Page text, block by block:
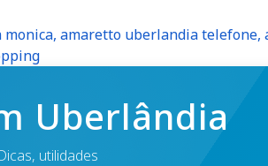
amaretto uberlandia telefone,
Uberlândia
utilidades